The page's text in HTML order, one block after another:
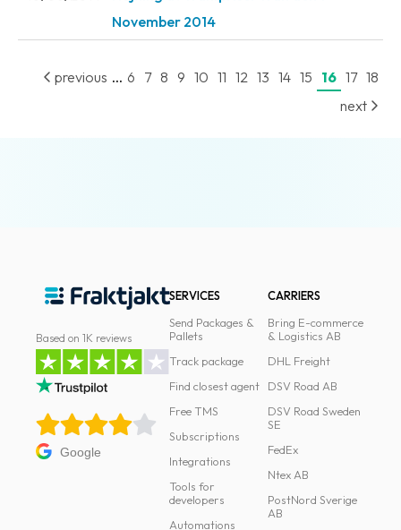
November 2014
previous ... 6 7 8 9 10 11 12 13 14 15 16 17 18
next
Based on 1K reviews
Google
SERVICES
Send Packages &
Pallets
Track package
Find closest agent
Free TMS
Subscriptions
Integrations
Tools for
developers
Automations
CARRIERS
Bring E-commerce
& Logistics AB
DHL Freight
DSV Road AB
DSV Road Sweden
SE
FedEx
Ntex AB
PostNord Sverige
AB